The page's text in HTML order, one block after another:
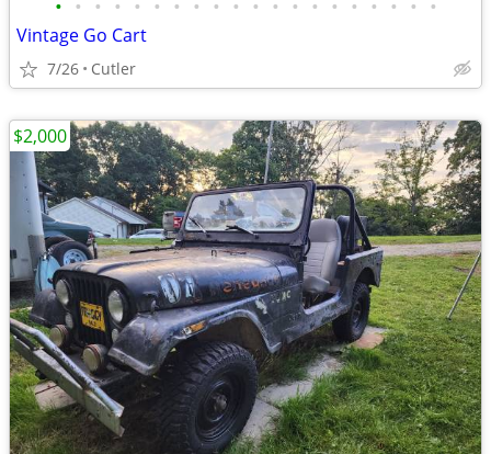
• • • • • • • • • • • • • • • • • • • •
Vintage Go Cart
7/26 Cutler
$2,000